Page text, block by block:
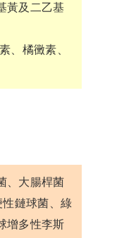
黃及二乙基
、橘黴素、
、大腸桿菌
鏈球菌、綠
增多性李斯